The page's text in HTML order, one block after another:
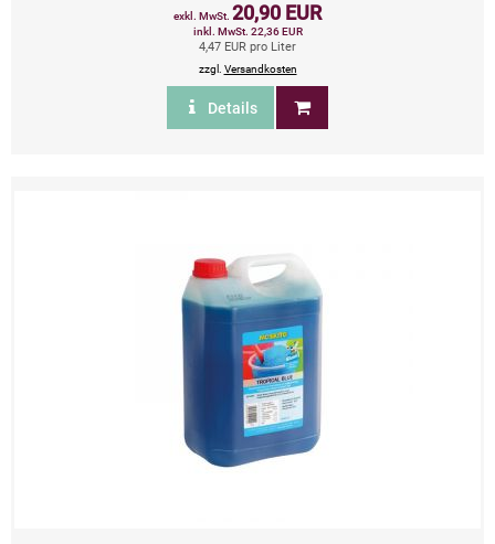
exkl. MwSt. 20,90 EUR
inkl. MwSt. 22,36 EUR
4,47 EUR pro Liter
zzgl. Versandkosten
Details